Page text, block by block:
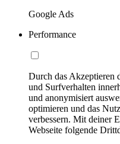
Google Ads
Performance
Durch das Akzeptieren
und Surfverhalten
und anonymisiert
optimieren und das
verbessern. Mit deiner
Webseite folgende